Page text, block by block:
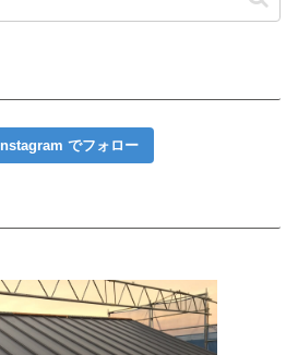
Instagram でフォロー